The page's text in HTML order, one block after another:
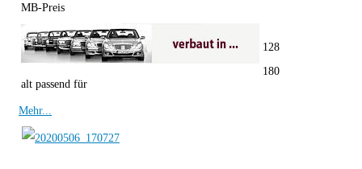
MB-Preis
alt passend für
128
180
Mehr...